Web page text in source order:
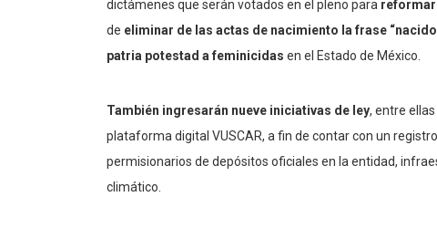
dictámenes que serán votados en el pleno para reformar
de eliminar de las actas de nacimiento la frase
patria potestad a feminicidas en el Estado de México.
También ingresarán nueve iniciativas de ley, entre
plataforma digital VUSCAR, a fin de contar con un
permisionarios de depósitos oficiales en la entidad,
climático.